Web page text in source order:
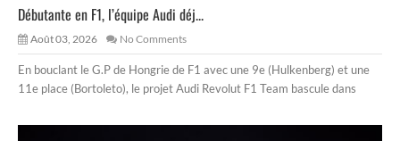
Débutante en F1, l’équipe Audi déj...
Août 03, 2026 No Comments
En bouclant le G.P de Hongrie de F1 avec une 9e (Hulkenberg) et une
11e place (Bortoleto), le projet Audi Revolut F1 Team bascule dans